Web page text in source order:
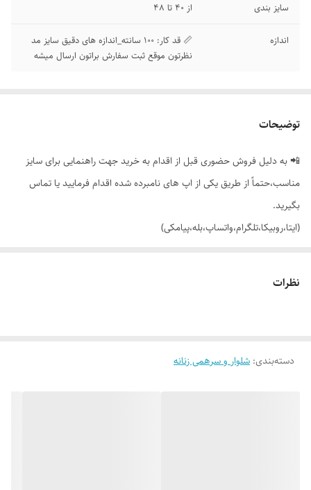
سایز بندی از 40 تا 48
اندازه
📏 قد کار: 100 سانته_اندازه های دقیق سایز مد
نظرتون موقع ثبت سفارش براتون ارسال میشه
توضیحات
📲 به دلیل فروش حضوری قبل از اقدام به خرید جهت راهنمایی برای سایز
مناسب،حتماً از طریق یکی از اپ های نامبرده شده اقدام فرمایید یا تماس
بگیرید.
(ایتا،روبیکا،تلگرام،واتساپ،بله،پیامکی)
سبک و راحت 😌
بالا،بدون حساسیت،دوخت بسیار تمیز_جنس قسمت شکم: پنبه لاکرا (با
نظرات
دسته‌بندی: شلوار و سرهمی زنانه